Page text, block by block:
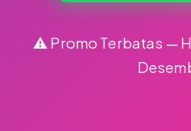
⚠️ Promo Terbatas —